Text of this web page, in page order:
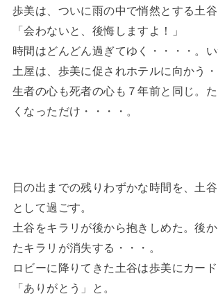
歩美は、ついに雨の中で悄然とする土谷
「会わないと、後悔しますよ！」
時間はどんどん過ぎてゆく・・・・。
土屋は、歩美に促されホテルに向かう・
生者の心も死者の心も７年前と同じ。
くなっただけ・・・・。
日の出までの残りわずかな時間を、土
として過ごす。
土谷をキラリが後から抱きしめた。後
たキラリが消失する・・・。
ロビーに降りてきた土谷は歩美にカー
「ありがとう」と。